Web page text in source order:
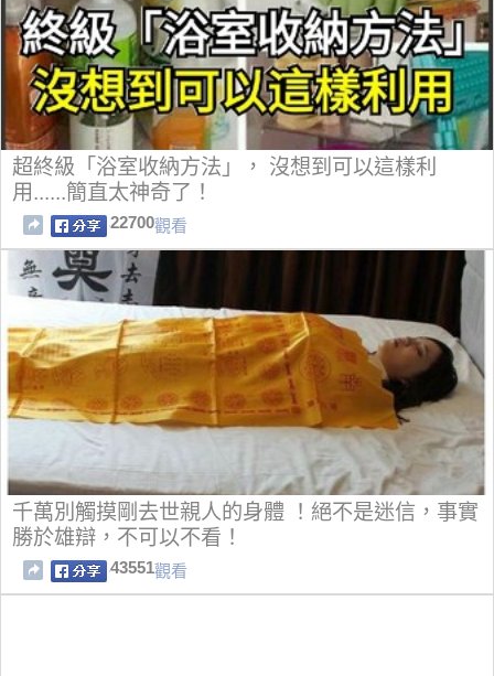
超終級「浴室收納方法」， 沒想到可以這樣利
用......簡直太神奇了！
22700觀看
千萬別觸摸剛去世親人的身體 ！絕不是迷信，事實
勝於雄辯，不可以不看！
43551觀看